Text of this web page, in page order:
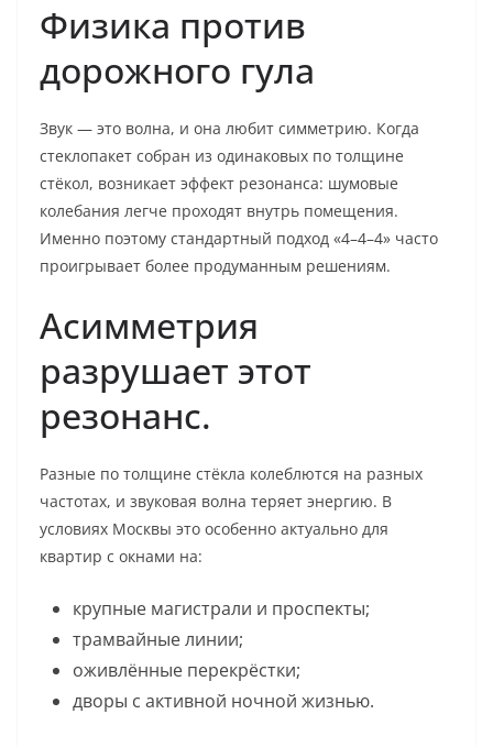
Физика против
дорожного гула
Звук — это волна, и она любит симметрию. Когда
стеклопакет собран из одинаковых по толщине
стёкол, возникает эффект резонанса: шумовые
колебания легче проходят внутрь помещения.
Именно поэтому стандартный подход «4–4–4» часто
проигрывает более продуманным решениям.
Асимметрия
разрушает этот
резонанс.
Разные по толщине стёкла колеблются на разных
частотах, и звуковая волна теряет энергию. В
условиях Москвы это особенно актуально для
квартир с окнами на:
крупные магистрали и проспекты;
трамвайные линии;
оживлённые перекрёстки;
дворы с активной ночной жизнью.